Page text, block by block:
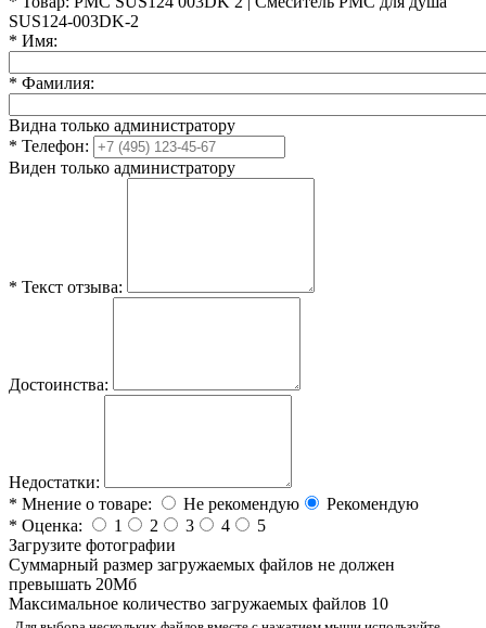
SUS124-003DK-2
* Имя:
* Фамилия:
Видна только администратору
* Телефон:
Виден только администратору
* Текст отзыва:
Достоинства:
Недостатки:
* Мнение о товаре: Не рекомендую
Рекомендую
* Оценка: 1 2 3 4
5
Загрузите фотографии
Cуммарный размер загружаемых файлов не должен
превышать 20Мб
Максимальное количество загружаемых файлов 10